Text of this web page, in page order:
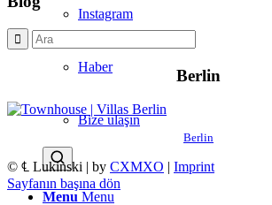
Instagram
Haber
Bize ulaşın
Menu Menu
Berlin
Berlin
© ℄ Lukinski | by CXMXO | Imprint
Sayfanın başına dön